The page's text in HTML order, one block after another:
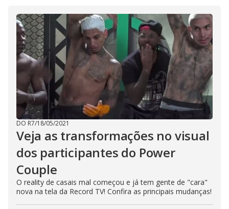
DO R7/18/05/2021
Veja as transformações no visual
dos participantes do Power
Couple
O reality de casais mal começou e já tem gente de "cara"
nova na tela da Record TV! Confira as principais mudanças!